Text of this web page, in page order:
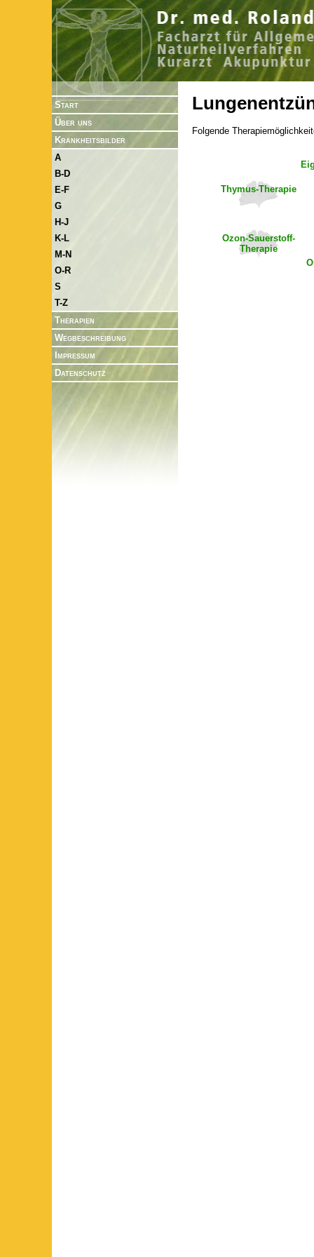
Start
Über uns
Krankheitsbilder
A
B-D
E-F
G
H-J
K-L
M-N
O-R
S
T-Z
Therapien
Wegbeschreibung
Impressum
Datenschutz
Folgende
Ozon-Sauerstoff-
Therapie
Thymus-Therapie